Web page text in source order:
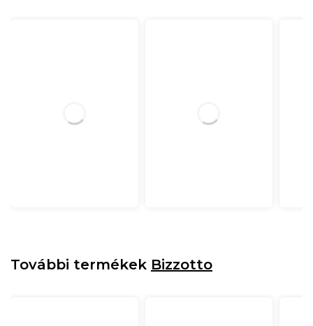
További termékek Bizzotto